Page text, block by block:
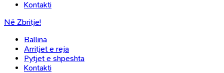
Kontakti
Në Zbritje!
Ballina
Arritjet e reja
Pytjet e shpeshta
Kontakti